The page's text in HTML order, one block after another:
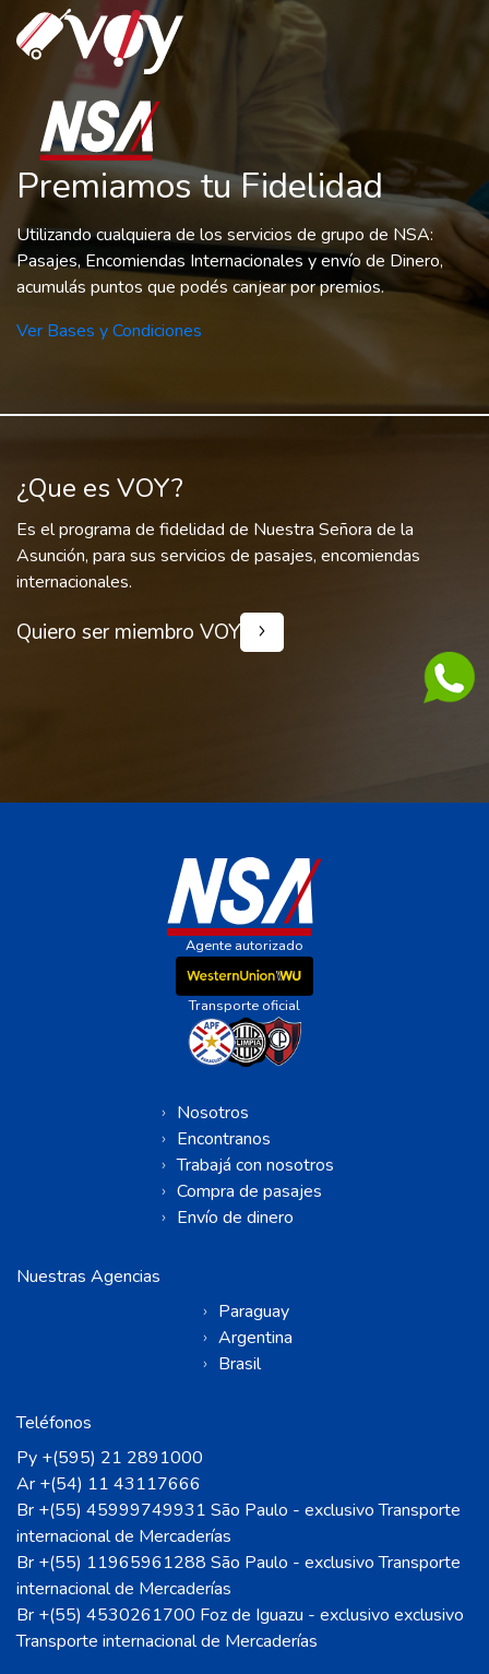
Premiamos tu Fidelidad
Utilizando cualquiera de los servicios de grupo de NSA:
Pasajes, Encomiendas Internacionales y envío de Dinero,
acumulás puntos que podés canjear por premios.
Ver Bases y Condiciones
¿Que es VOY?
Es el programa de fidelidad de Nuestra Señora de la
Asunción, para sus servicios de pasajes, encomiendas
internacionales.
Quiero ser miembro VOY
Agente autorizado
Transporte oficial
Nosotros
Encontranos
Trabajá con nosotros
Compra de pasajes
Envío de dinero
Nuestras Agencias
Paraguay
Argentina
Brasil
Teléfonos
Py +(595) 21 2891000
Ar +(54) 11 43117666
Br +(55) 45999749931 São Paulo - exclusivo Transporte
internacional de Mercaderías
Br +(55) 11965961288 São Paulo - exclusivo Transporte
internacional de Mercaderías
Br +(55) 4530261700 Foz de Iguazu - exclusivo exclusivo
Transporte internacional de Mercaderías